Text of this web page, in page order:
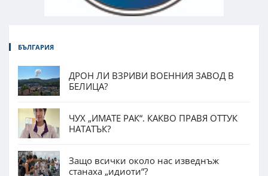
БЪЛГАРИЯ
ДРОН ЛИ ВЗРИВИ ВОЕННИЯ ЗАВОД В
БЕЛИЦА?
ЧУХ „ИМАТЕ РАК“. КАКВО ПРАВЯ ОТТУК
НАТАТЪК?
Защо всички около нас изведнъж
станаха „идиоти“?